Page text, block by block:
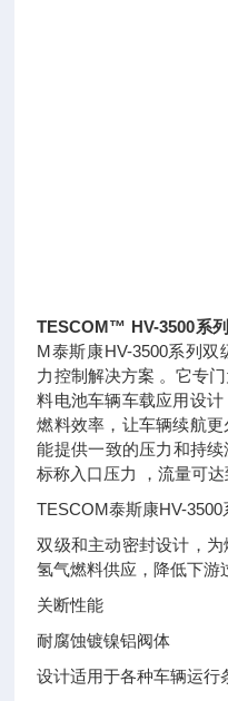
TESCOM™ HV-3500系
M泰斯康HV-3500系列
力控制解决方案 。它专
料电池车辆车载应用设
燃料效率，让车辆续航
能提供一致的压力和持
标称入口压力 ，流量可达
TESCOM泰斯康HV-3500
双级和主动密封设计，
氢气燃料供应，降低下游
关断性能
耐腐蚀镀镍铝阀体
设计适用于各种车辆运行